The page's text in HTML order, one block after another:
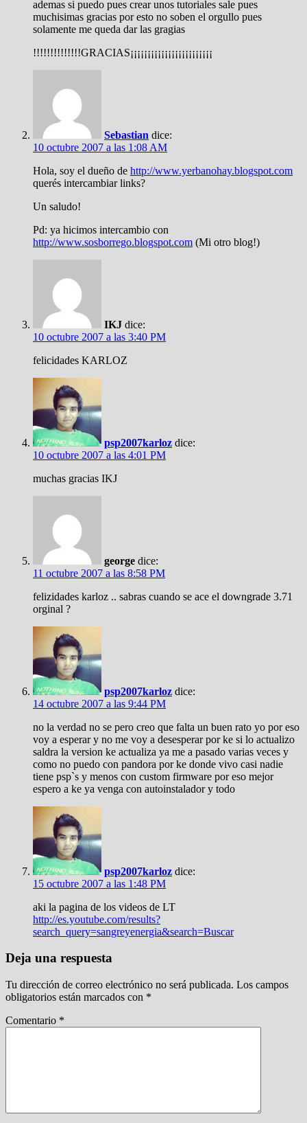
ademas si puedo pues crear unos tutoriales sale pues
muchisimas gracias por esto no soben el orgullo pues
solamente me queda dar las gragias
!!!!!!!!!!!!!!GRACIAS¡¡¡¡¡¡¡¡¡¡¡¡¡¡¡¡¡¡¡¡¡¡¡¡
Sebastian dice:
10 octubre 2007 a las 1:08 AM
Hola, soy el dueño de http://www.yerbanohay.blogspot.com
querés intercambiar links?
Un saludo!
Pd: ya hicimos intercambio con
http://www.sosborrego.blogspot.com (Mi otro blog!)
IKJ dice:
10 octubre 2007 a las 3:40 PM
felicidades KARLOZ
psp2007karloz dice:
10 octubre 2007 a las 4:01 PM
muchas gracias IKJ
george dice:
11 octubre 2007 a las 8:58 PM
felizidades karloz .. sabras cuando se ace el downgrade 3.71
orginal ?
psp2007karloz dice:
14 octubre 2007 a las 9:44 PM
no la verdad no se pero creo que falta un buen rato yo por eso
voy a esperar y no me voy a desesperar por ke si lo actualizo
saldra la version ke actualiza ya me a pasado varias veces y
como no puedo con pandora por ke donde vivo casi nadie
tiene psp`s y menos con custom firmware por eso mejor
espero a ke ya venga con autoinstalador y todo
psp2007karloz dice:
15 octubre 2007 a las 1:48 PM
aki la pagina de los videos de LT
http://es.youtube.com/results?
search_query=sangreyenergia&search=Buscar
Deja una respuesta
Tu dirección de correo electrónico no será publicada. Los campos
obligatorios están marcados con *
Comentario *